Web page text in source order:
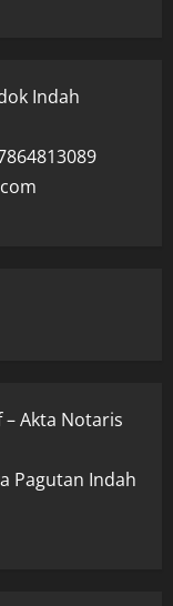
Indah
Akta Notaris
Pagutan Indah